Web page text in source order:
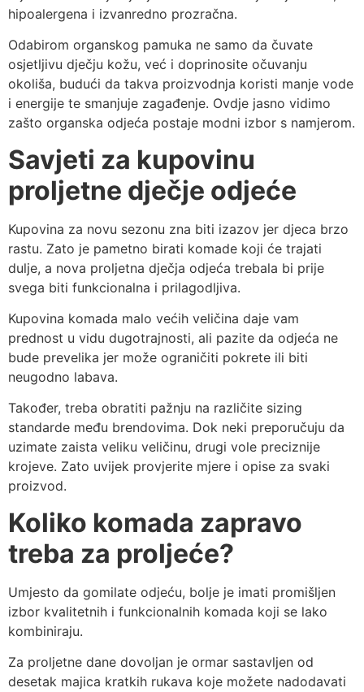
hipoalergena i izvanredno prozračna.
Odabirom organskog pamuka ne samo da čuvate
osjetljivu dječju kožu, već i doprinosite očuvanju
okoliša, budući da takva proizvodnja koristi manje vode
i energije te smanjuje zagađenje. Ovdje jasno vidimo
zašto organska odjeća postaje modni izbor s namjerom.
Savjeti za kupovinu
proljetne dječje odjeće
Kupovina za novu sezonu zna biti izazov jer djeca brzo
rastu. Zato je pametno birati komade koji će trajati
dulje, a nova proljetna dječja odjeća trebala bi prije
svega biti funkcionalna i prilagodljiva.
Kupovina komada malo većih veličina daje vam
prednost u vidu dugotrajnosti, ali pazite da odjeća ne
bude prevelika jer može ograničiti pokrete ili biti
neugodno labava.
Također, treba obratiti pažnju na različite sizing
standarde među brendovima. Dok neki preporučuju da
uzimate zaista veliku veličinu, drugi vole preciznije
krojeve. Zato uvijek provjerite mjere i opise za svaki
proizvod.
Koliko komada zapravo
treba za proljeće?
Umjesto da gomilate odjeću, bolje je imati promišljen
izbor kvalitetnih i funkcionalnih komada koji se lako
kombiniraju.
Za proljetne dane dovoljan je ormar sastavljen od
desetak majica kratkih rukava koje možete nadodavati